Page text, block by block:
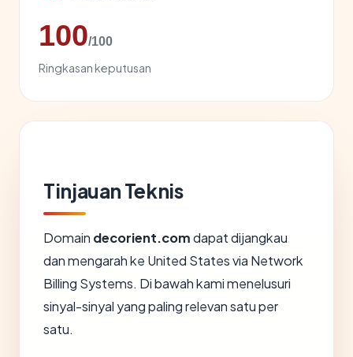
100/100
Ringkasan keputusan
Tinjauan Teknis
Domain decorient.comdapat dijangkau
dan mengarah ke United States via Network
Billing Systems. Di bawah kami menelusuri
sinyal-sinyal yang paling relevan satu per
satu.